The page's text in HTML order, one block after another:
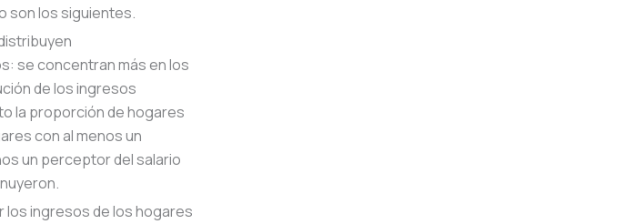
son los siguientes.
se concentran más en los
de los ingresos
la proporción de hogares
con al menos un
un perceptor del salario
los ingresos de los hogares